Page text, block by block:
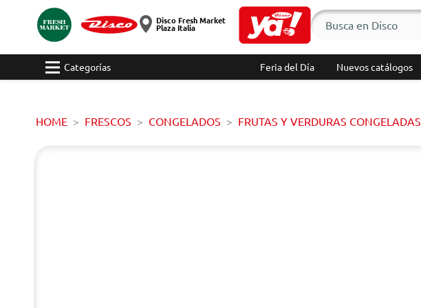
Disco Fresh Market
Plaza Italia
Categorías Feria del Día Nuevos catálogos
HOME FRESCOS CONGELADOS FRUTAS Y VERDURAS CONGELADAS